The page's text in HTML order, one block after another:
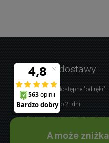
Warunki dostawy
Produkty dostępne "od ręki"
Dostawa do 2. dni
Dostawa ZA DARMO od 500
WSZYSTKO O ZAKUPACH
A może zniżka